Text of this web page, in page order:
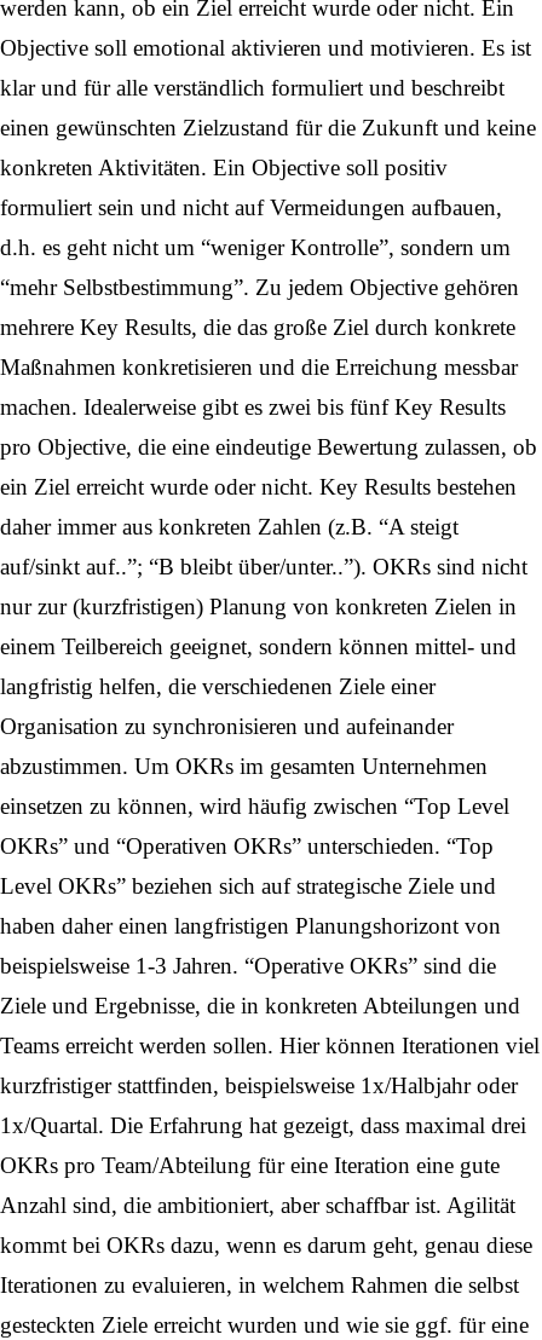
werden kann, ob ein Ziel erreicht wurde oder nicht. Ein
Objective soll emotional aktivieren und motivieren. Es ist
klar und für alle verständlich formuliert und beschreibt
einen gewünschten Zielzustand für die Zukunft und keine
konkreten Aktivitäten. Ein Objective soll positiv
formuliert sein und nicht auf Vermeidungen aufbauen,
d.h. es geht nicht um “weniger Kontrolle”, sondern um
“mehr Selbstbestimmung”. Zu jedem Objective gehören
mehrere Key Results, die das große Ziel durch konkrete
Maßnahmen konkretisieren und die Erreichung messbar
machen. Idealerweise gibt es zwei bis fünf Key Results
pro Objective, die eine eindeutige Bewertung zulassen, ob
ein Ziel erreicht wurde oder nicht. Key Results bestehen
daher immer aus konkreten Zahlen (z.B. “A steigt
auf/sinkt auf..”; “B bleibt über/unter..”). OKRs sind nicht
nur zur (kurzfristigen) Planung von konkreten Zielen in
einem Teilbereich geeignet, sondern können mittel- und
langfristig helfen, die verschiedenen Ziele einer
Organisation zu synchronisieren und aufeinander
abzustimmen. Um OKRs im gesamten Unternehmen
einsetzen zu können, wird häufig zwischen “Top Level
OKRs” und “Operativen OKRs” unterschieden. “Top
Level OKRs” beziehen sich auf strategische Ziele und
haben daher einen langfristigen Planungshorizont von
beispielsweise 1-3 Jahren. “Operative OKRs” sind die
Ziele und Ergebnisse, die in konkreten Abteilungen und
Teams erreicht werden sollen. Hier können Iterationen viel
kurzfristiger stattfinden, beispielsweise 1x/Halbjahr oder
1x/Quartal. Die Erfahrung hat gezeigt, dass maximal drei
OKRs pro Team/Abteilung für eine Iteration eine gute
Anzahl sind, die ambitioniert, aber schaffbar ist. Agilität
kommt bei OKRs dazu, wenn es darum geht, genau diese
Iterationen zu evaluieren, in welchem Rahmen die selbst
gesteckten Ziele erreicht wurden und wie sie ggf. für eine